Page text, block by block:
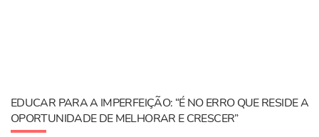
EDUCAR PARA A IMPERFEIÇÃO: “É NO ERRO QUE RESIDE A
OPORTUNIDADE DE MELHORAR E CRESCER”